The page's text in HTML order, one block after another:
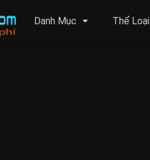
Danh Mục Thể Loại